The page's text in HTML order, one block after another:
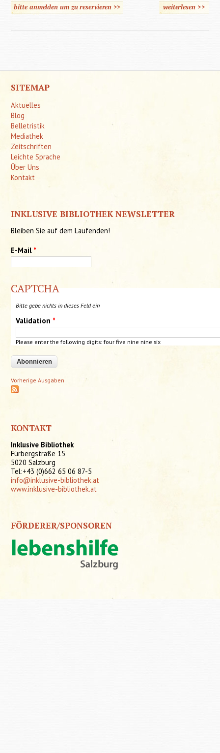
bitte anmelden um zu reservieren >> weiterlesen über
>>
SITEMAP
Aktuelles
Blog
Belletristik
Mediathek
Zeitschriften
Leichte Sprache
Über Uns
Kontakt
INKLUSIVE BIBLIOTHEK NEWSLETTER
Bleiben Sie auf dem Laufenden!
E-Mail *
CAPTCHA
Bitte gebe nichts in dieses Feld ein
Validation *
Please enter the following digits: four five nine nine six
Vorherige Ausgaben
KONTAKT
Inklusive Bibliothek
Fürbergstraße 15
5020 Salzburg
Tel:+43 (0)662 65 06 87-5
info@inklusive-bibliothek.at
www.inklusive-bibliothek.at
FÖRDERER/SPONSOREN